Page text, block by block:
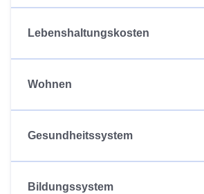
Lebenshaltungskosten
Wohnen
Gesundheitssystem
Bildungssystem